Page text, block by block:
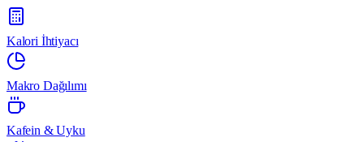
Kalori İhtiyacı
Makro Dağılımı
Kafein & Uyku